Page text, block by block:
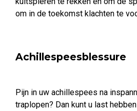
om in de toekomst klachten te
Achillespeesblessure
Pijn in uw achillespees na
traplopen? Dan kunt u last